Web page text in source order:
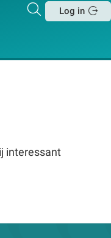
Zoeken
Log in
interessant